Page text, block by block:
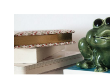
au
contenu
principal